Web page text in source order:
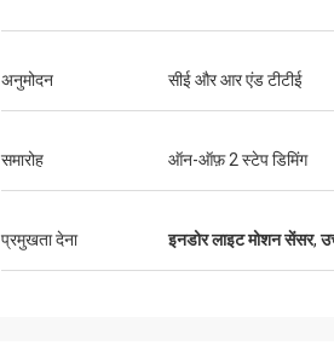
अनुमोदन सीई और आर एंड टीटीई
समारोह ऑन-ऑफ़ 2 स्टेप डिमिंग
प्रमुखता देना इनडोर लाइट मोशन सेंसर,